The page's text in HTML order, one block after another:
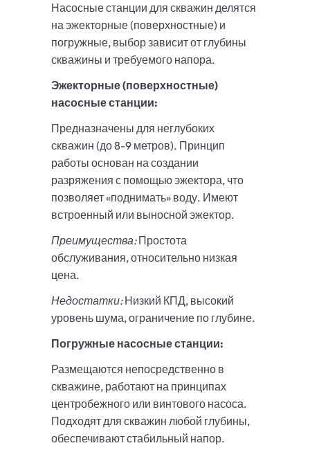
Насосные станции для скважин делятся
на эжекторные (поверхностные) и
погружные, выбор зависит от глубины
скважины и требуемого напора.
Эжекторные (поверхностные)
насосные станции:
Предназначены для неглубоких
скважин (до 8-9 метров). Принцип
работы основан на создании
разряжения с помощью эжектора, что
позволяет «поднимать» воду. Имеют
встроенный или выносной эжектор.
Преимущества:Простота
обслуживания, относительно низкая
цена.
Недостатки:Низкий КПД, высокий
уровень шума, ограничение по глубине.
Погружные насосные станции:
Размещаются непосредственно в
скважине, работают на принципах
центробежного или винтового насоса.
Подходят для скважин любой глубины,
обеспечивают стабильный напор.